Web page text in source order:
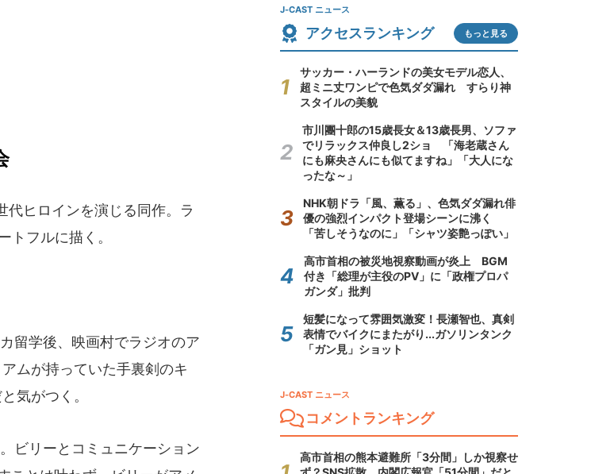
ヒロインを演じる同作。ラ
トフルに描く。
留学後、映画村でラジオのア
ムが持っていた手裏剣のキ
気がつく。
ビリーとコミュニケーション
J-CAST ニュース
アクセスランキング もっと見る
サッカー・ハーランドの美女モデル恋人、
超ミニ丈ワンピで色気ダダ漏れ すらり神
スタイルの美貌
市川團十郎の15歳長女＆13歳長男、ソファ
でリラックス仲良し2ショ 「海老蔵さん
にも麻央さんにも似てますね」「大人にな
ったな～」
NHK朝ドラ「風、薫る」、色気ダダ漏れ俳
優の強烈インパクト登場シーンに沸く
「苦しそうなのに」「シャツ姿艶っぽい」
高市首相の被災地視察動画が炎上 BGM
付き「総理が主役のPV」に「政権プロパ
ガンダ」批判
短髪になって雰囲気激変！長瀬智也、真剣
表情でバイクにまたがり...ガソリンタンク
「ガン見」ショット
J-CAST ニュース
コメントランキング
高市首相の熊本避難所「3分間」しか視察せ